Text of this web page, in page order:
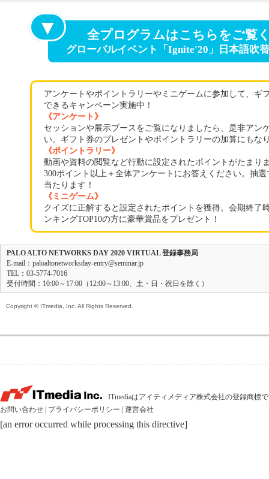
▼ 全プログラムはこちらをご覧
グローバルイベント「Ignite'20」日本語吹
アンケートやポイントラリーやミニゲームに参加して、ギ
できるキャンペーン実施中！
《アンケート》
セッションや展示ブースをご覧になりましたら、是非アン
い。ギフト券のプレゼントやポイントラリーの加算にもな
《ポイントラリー》
動画や資料の閲覧など行動に設定されたポイントがたまり
300ポイント以上＋全体アンケートにお答えください。抽
当たります！
《ミニゲーム》
クイズに正解すると設定されたポイントを獲得。会期終了
ンキングTOP10の方に豪華賞品をプレゼント！
PALO ALTO NETWORKS DAY 2020 VIRTUAL 登録事務局
E-mail：paloaltonetworksday-entry@seminar.jp
TEL：03-5774-7016
受付時間：10:00～17:00（12:00～13:00、土・日・祝日を除く）
Copyright © ITmedia, Inc. All Rights Reserved.
ITmediaはアイティメディア株式会社の登録商標
お問い合わせ
プライバシーポリシー 運営会社
[an error occurred while processing this directive]